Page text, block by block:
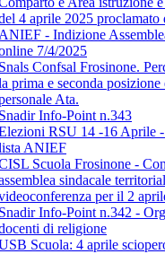
4 aprile 2025 proclamato
ANIEF - Indizione
7/4/2025
Snals Confsal Frosinone.
prima e seconda posizione
Ata.
Snadir Info-Point n.343
RSU 14 -16 Aprile
ANIEF
Scuola Frosinone -
sindacale
per il 2
Snadir Info-Point n.342 -
di religione
Scuola: 4 aprile